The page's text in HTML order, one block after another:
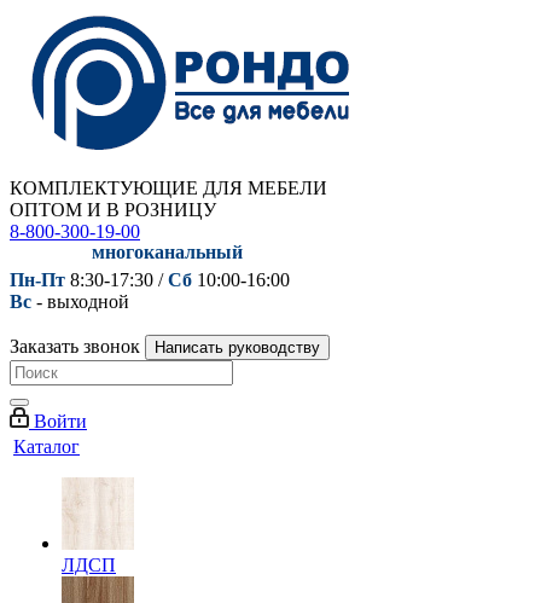
КОМПЛЕКТУЮЩИЕ ДЛЯ МЕБЕЛИ
ОПТОМ И В РОЗНИЦУ
8-800-300-19-00
многоканальный
Пн-Пт 8:30-17:30 /Сб 10:00-16:00
Вс - выходной
Заказать звонок Написать руководству
Войти
Каталог
ЛДСП